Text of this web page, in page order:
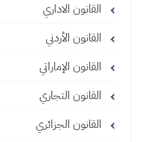
القانون الاداري
القانون الأردني
القانون الإماراتي
القانون التجاري
القانون الجزائري